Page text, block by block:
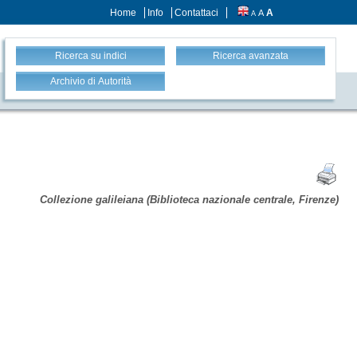
Home Info Contattaci A A A
Ricerca su indici Ricerca avanzata
Archivio di Autorità